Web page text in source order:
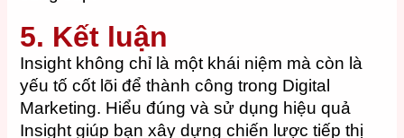
5. Kết luận
Insight không chỉ là một khái niệm mà còn là
yếu tố cốt lõi để thành công trong Digital
Marketing. Hiểu đúng và sử dụng hiệu quả
Insight giúp bạn xây dựng chiến lược tiếp thị